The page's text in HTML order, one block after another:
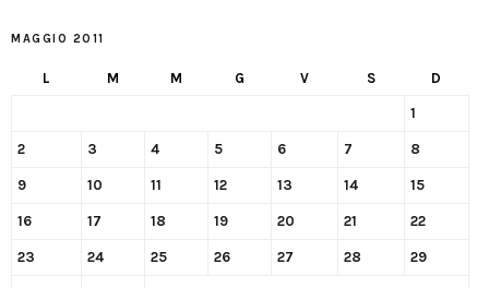
MAGGIO 2011
L M M G V S D
1
2 3 4 5 6 7 8
9 10 11 12 13 14 15
16 17 18 19 20 21 22
23 24 25 26 27 28 29